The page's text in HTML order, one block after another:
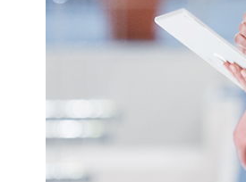
echipă de
Director Vanzari – CHROME